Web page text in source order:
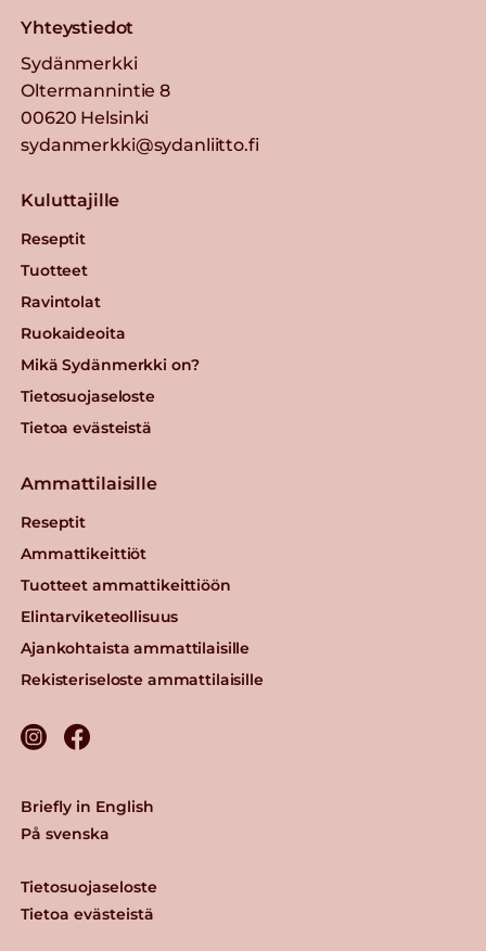
Yhteystiedot
Sydänmerkki
Oltermannintie 8
00620 Helsinki
sydanmerkki@sydanliitto.fi
Kuluttajille
Reseptit
Tuotteet
Ravintolat
Ruokaideoita
Mikä Sydänmerkki on?
Tietosuojaseloste
Tietoa evästeistä
Ammattilaisille
Reseptit
Ammattikeittiöt
Tuotteet ammattikeittiöön
Elintarviketeollisuus
Ajankohtaista ammattilaisille
Rekisteriseloste ammattilaisille
Tietosuojaseloste
Tietoa evästeistä
Briefly in English
På svenska